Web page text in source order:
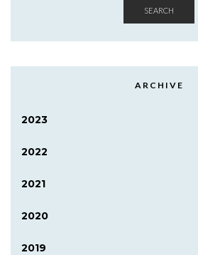
SEARCH
ARCHIVE
2023
2022
2021
2020
2019